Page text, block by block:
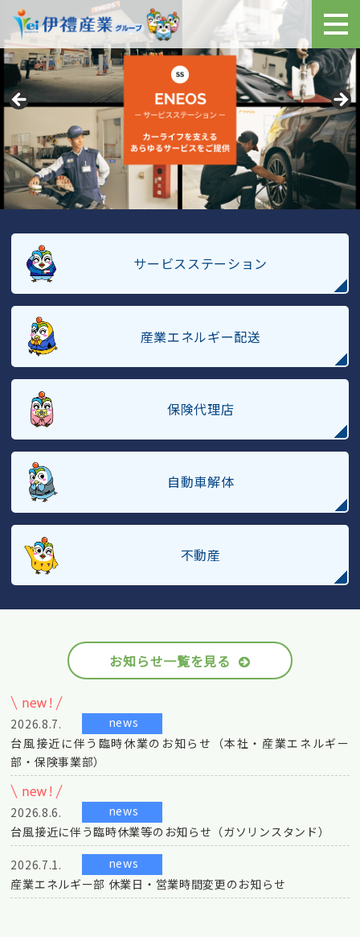
サービスステーション
産業エネルギー配送
保険代理店
自動車解体
不動産
お知らせ一覧を見る
2026.8.7.
news
台風接近に伴う臨時休業のお知らせ（本社・産業エネルギー
部・保険事業部）
2026.8.6.
news
台風接近に伴う臨時休業等のお知らせ（ガソリンスタンド）
2026.7.1.
news
産業エネルギー部 休業日・営業時間変更のお知らせ